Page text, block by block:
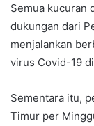
Semua kucuran
dukungan dari
menjalankan
virus Covid-19
Sementara itu,
Timur per